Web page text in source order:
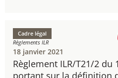
Règlement ILR/T21/2 du
​portant sur la définition
Cadre légal
Règlements ILR
18 janvier 2021